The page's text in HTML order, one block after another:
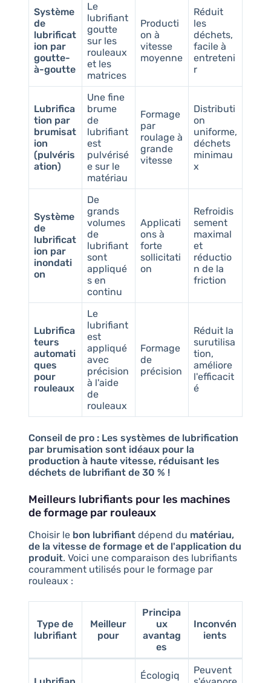
Système
de
lubrificat
ion par
goutte-
à-goutte
Le
lubrifiant
goutte
sur les
rouleaux
et les
matrices
Producti
on à
vitesse
moyenne
Réduit
les
déchets,
facile à
entreteni
r
Lubrifica
tion par
brumisat
ion
(pulvéris
ation)
Une fine
brume
de
lubrifiant
est
pulvérisé
e sur le
matériau
Formage
par
roulage à
grande
vitesse
Distributi
on
uniforme,
déchets
minimau
x
Système
de
lubrificat
ion par
inondati
on
De
grands
volumes
de
lubrifiant
sont
appliqué
s en
continu
Applicati
ons à
forte
sollicitati
on
Refroidis
sement
maximal
et
réductio
n de la
friction
Lubrifica
teurs
automati
ques
pour
rouleaux
Le
lubrifiant
est
appliqué
avec
précision
à l'aide
de
rouleaux
Formage
de
précision
Réduit la
surutilisa
tion,
améliore
l'efficacit
é
Conseil de pro : Les systèmes de lubrification
par brumisation sont idéaux pour la
production à haute vitesse, réduisant les
déchets de lubrifiant de 30 % !
Meilleurs lubrifiants pour les machines
de formage par rouleaux
Choisir le bon lubrifiantdépend du matériau,
de la vitesse de formage et de l'application du
produit. Voici une comparaison des lubrifiants
couramment utilisés pour le formage par
rouleaux :
Type de
lubrifiant
Meilleur
pour
Principa
ux
avantag
es
Inconvén
ients
Écologiq
Peuvent